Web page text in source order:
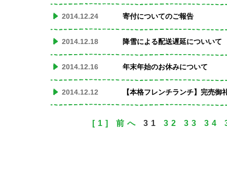
2014.12.24 寄付についてのご報告
2014.12.18 降雪による配送遅延についいて
2014.12.16 年末年始のお休みについて
2014.12.12 【本格フレンチランチ】完売御
[1] 前へ 31 32 33 34